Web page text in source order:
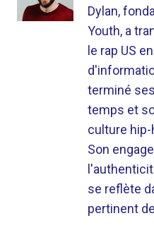
Dylan,
Youth, a
le rap US
terminé
temps et
culture hip-
Son
se reflète
pertinent